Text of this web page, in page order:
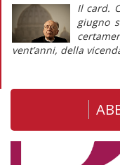
Il card.
giugno
vent’anni, della